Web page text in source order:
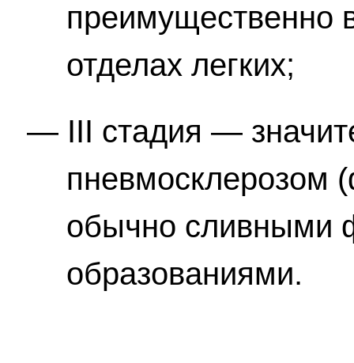
преимущественно
отделах легких;
III стадия —
пневмосклерозом
обычно сливными
образованиями.